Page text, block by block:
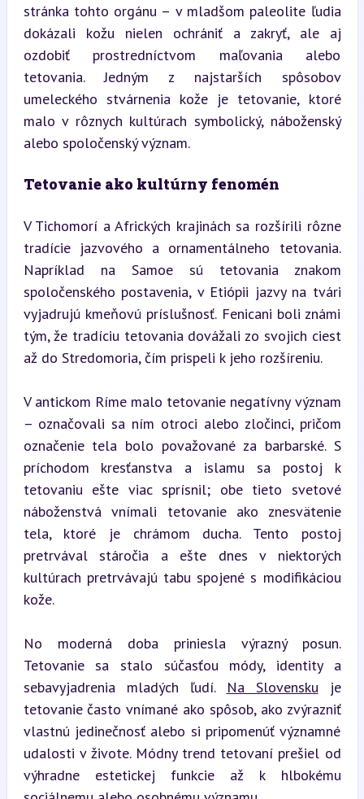
stránka tohto orgánu – v mladšom paleolite ľudia
dokázali kožu nielen ochrániť a zakryť, ale aj
ozdobiť prostredníctvom maľovania alebo
tetovania. Jedným z najstarších spôsobov
umeleckého stvárnenia kože je tetovanie, ktoré
malo v rôznych kultúrach symbolický, náboženský
alebo spoločenský význam.
Tetovanie ako kultúrny fenomén
V Tichomorí a Afrických krajinách sa rozšírili rôzne
tradície jazvového a ornamentálneho tetovania.
Napríklad na Samoe sú tetovania znakom
spoločenského postavenia, v Etiópii jazvy na tvári
vyjadrujú kmeňovú príslušnosť. Fenicani boli známi
tým, že tradíciu tetovania dovážali zo svojich ciest
až do Stredomoria, čím prispeli k jeho rozšíreniu.
V antickom Ríme malo tetovanie negatívny význam
– označovali sa ním otroci alebo zločinci, pričom
označenie tela bolo považované za barbarské. S
príchodom kresťanstva a islamu sa postoj k
tetovaniu ešte viac sprísnil; obe tieto svetové
náboženstvá vnímali tetovanie ako znesvätenie
tela, ktoré je chrámom ducha. Tento postoj
pretrvával stáročia a ešte dnes v niektorých
kultúrach pretrvávajú tabu spojené s modifikáciou
kože.
No moderná doba priniesla výrazný posun.
Tetovanie sa stalo súčasťou módy, identity a
sebavyjadrenia mladých ľudí.
Na Slovensku je
tetovanie často vnímané ako spôsob, ako zvýrazniť
vlastnú jedinečnosť alebo si pripomenúť významné
udalosti v živote. Módny trend tetovaní prešiel od
výhradne estetickej funkcie až k hlbokému